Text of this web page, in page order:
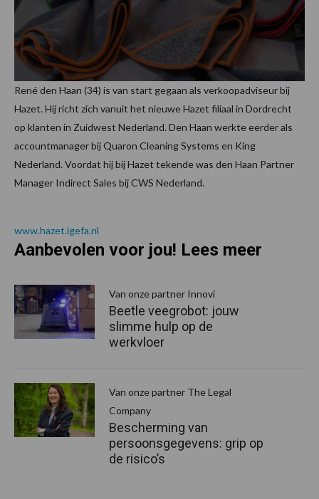
René den Haan (34) is van start gegaan als verkoopadviseur bij
Hazet. Hij richt zich vanuit het nieuwe Hazet filiaal in Dordrecht
op klanten in Zuidwest Nederland. Den Haan werkte eerder als
accountmanager bij Quaron Cleaning Systems en King
Nederland. Voordat hij bij Hazet tekende was den Haan Partner
Manager Indirect Sales bij CWS Nederland.
www.hazet.igefa.nl
Aanbevolen voor jou! Lees meer
Van onze partner Innovi
Beetle veegrobot: jouw
slimme hulp op de
werkvloer
Van onze partner The Legal
Company
Bescherming van
persoonsgegevens: grip op
de risico’s